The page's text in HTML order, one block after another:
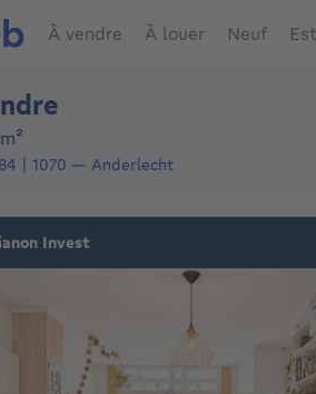
À vendre À louer Neuf
m²
1070 — Anderlecht
Invest